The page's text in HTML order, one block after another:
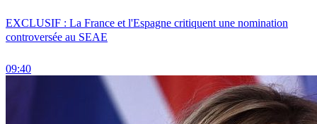
EXCLUSIF : La France et l'Espagne critiquent une nomination
controversée au SEAE
09:40